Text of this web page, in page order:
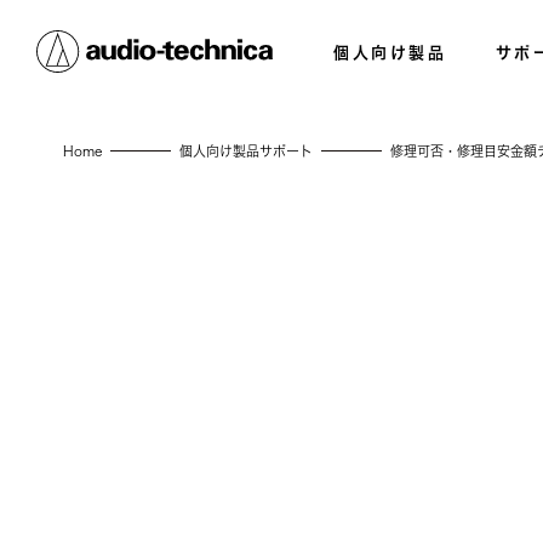
個人向け製品 サポ
Home 個人向け製品サポート 修理可否・修理目安金額